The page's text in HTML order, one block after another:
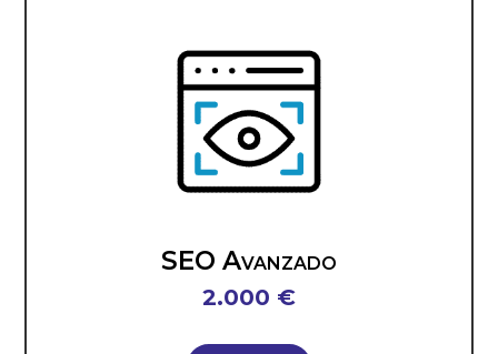
SEO Avanzado
2.000 €